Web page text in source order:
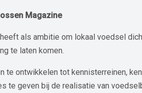
Magazine
als ambitie om lokaal voedsel
te laten komen.
ontwikkelen tot kennisterreinen,
te geven bij de realisatie van